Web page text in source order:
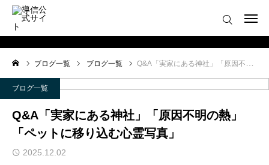
ブログ一覧 ブログ一覧 Q&A「実家にある神社」「原因不明の熱」「ペットに移り込む心霊写真」
ブログ一覧
Q&A「実家にある神社」「原因不明の熱」
「ペットに移り込む心霊写真」
2025.12.02
ログイン 会員登録について
ホーム
導信サイト／霊的真理とは
会員登録について